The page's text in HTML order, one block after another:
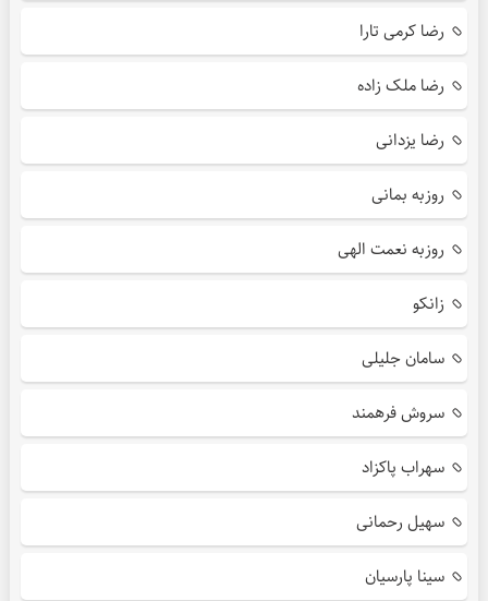
رضا کرمی تارا
رضا ملک زاده
رضا یزدانی
روزبه بمانی
روزبه نعمت الهی
زانکو
سامان جلیلی
سروش فرهمند
سهراب پاکزاد
سهیل رحمانی
سینا پارسیان